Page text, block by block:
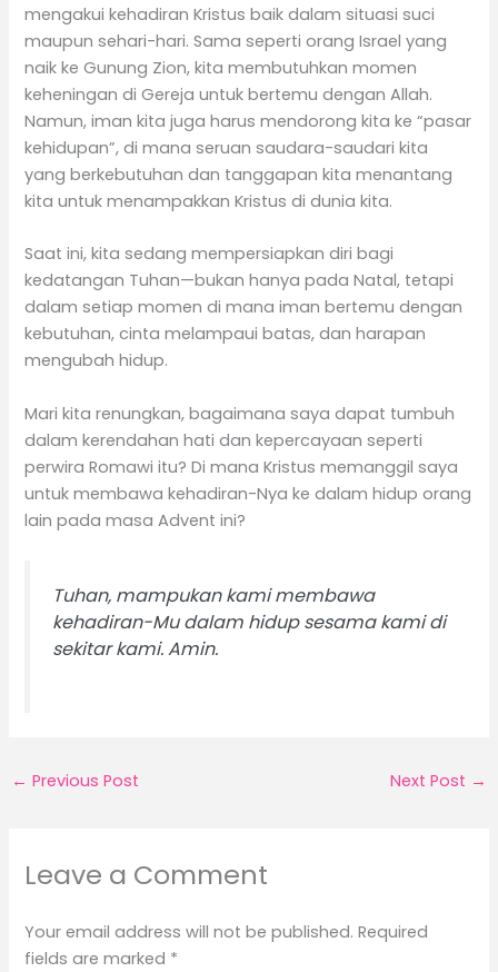
mengakui kehadiran Kristus baik dalam situasi suci
maupun sehari-hari. Sama seperti orang Israel yang
naik ke Gunung Zion, kita membutuhkan momen
keheningan di Gereja untuk bertemu dengan Allah.
Namun, iman kita juga harus mendorong kita ke “pasar
kehidupan”, di mana seruan saudara-saudari kita
yang berkebutuhan dan tanggapan kita menantang
kita untuk menampakkan Kristus di dunia kita.
Saat ini, kita sedang mempersiapkan diri bagi
kedatangan Tuhan—bukan hanya pada Natal, tetapi
dalam setiap momen di mana iman bertemu dengan
kebutuhan, cinta melampaui batas, dan harapan
mengubah hidup.
Mari kita renungkan, bagaimana saya dapat tumbuh
dalam kerendahan hati dan kepercayaan seperti
perwira Romawi itu? Di mana Kristus memanggil saya
untuk membawa kehadiran-Nya ke dalam hidup orang
lain pada masa Advent ini?
Tuhan, mampukan kami membawa
kehadiran-Mu dalam hidup sesama kami di
sekitar kami. Amin.
← Previous Post Next Post →
Leave a Comment
Your email address will not be published. Required
fields are marked *